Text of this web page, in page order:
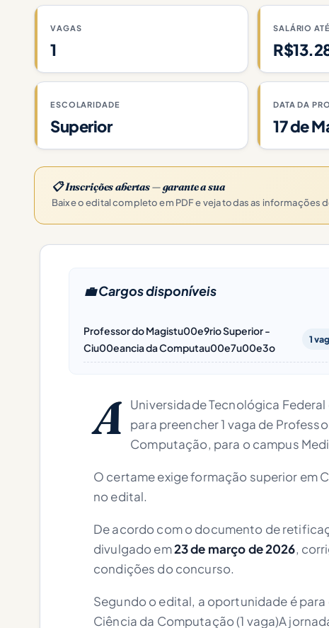
VAGAS
1
SALÁRIO ATÉ
ESCOLARIDADE
Superior
DATA DA
17 de
📋 Inscrições abertas — garante a sua
Baixe o edital completo em PDF e veja todas as informações
💼 Cargos disponíveis
Professor do Magistu00e9rio Superior -
Ciu00eancia da Computau00e7u00e3o
1
A Universidade Tecnológica Federal
para preencher 1 vaga de
Computação, para o campus
O certame exige formação superior
no edital.
De acordo com o documento de
divulgado em23 de março de 2026,
condições do concurso.
Segundo o edital, a oportunidade é
Ciência da Computação (1 vaga)A